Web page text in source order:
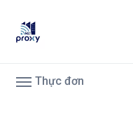
Thực đơn